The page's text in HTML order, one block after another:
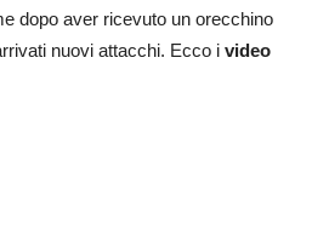
dopo aver ricevuto un orecchino
nuovi attacchi. Ecco i video